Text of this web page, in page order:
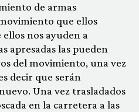
de armas
que ellos
ellos nos ayuden a
apresadas las pueden
del movimiento, una vez
decir que serán
Una vez trasladados
en la carretera a las